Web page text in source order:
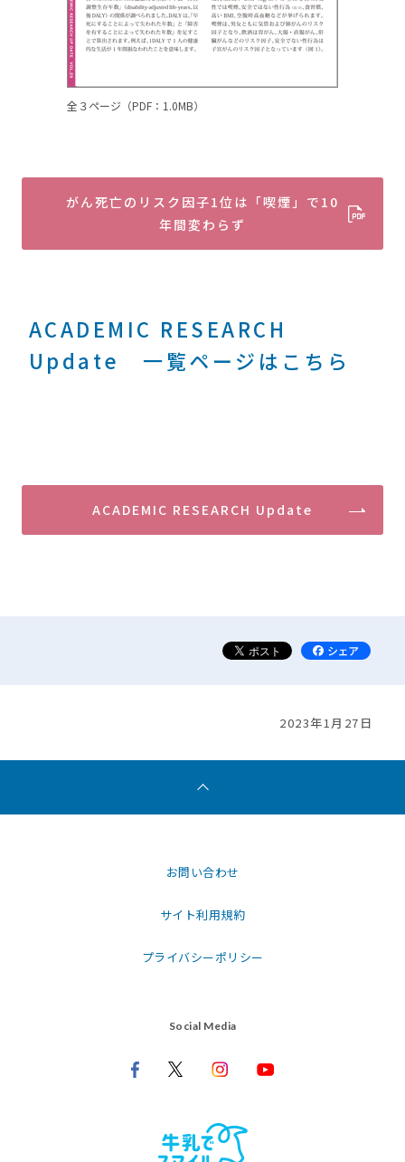
全３ページ（PDF：1.0MB）
がん死亡のリスク因子1位は「喫煙」で10
年間変わらず
ACADEMIC RESEARCH
Update 一覧ページはこちら
ACADEMIC RESEARCH Update
2023年1月27日
お問い合わせ
サイト利用規約
プライバシーポリシー
Social Media